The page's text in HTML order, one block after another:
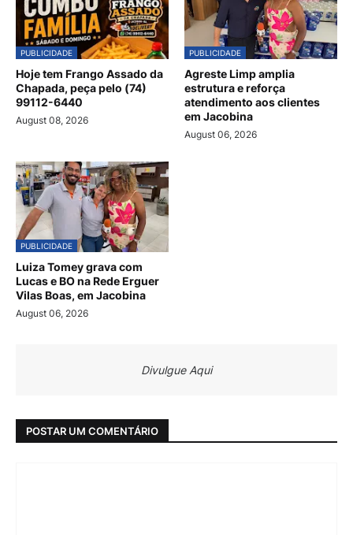
PUBLICIDADE
Hoje tem Frango Assado da
Chapada, peça pelo (74)
99112-6440
August 08, 2026
PUBLICIDADE
Agreste Limp amplia
estrutura e reforça
atendimento aos clientes
em Jacobina
August 06, 2026
PUBLICIDADE
Luiza Tomey grava com
Lucas e BO na Rede Erguer
Vilas Boas, em Jacobina
August 06, 2026
Divulgue Aqui
POSTAR UM COMENTÁRIO